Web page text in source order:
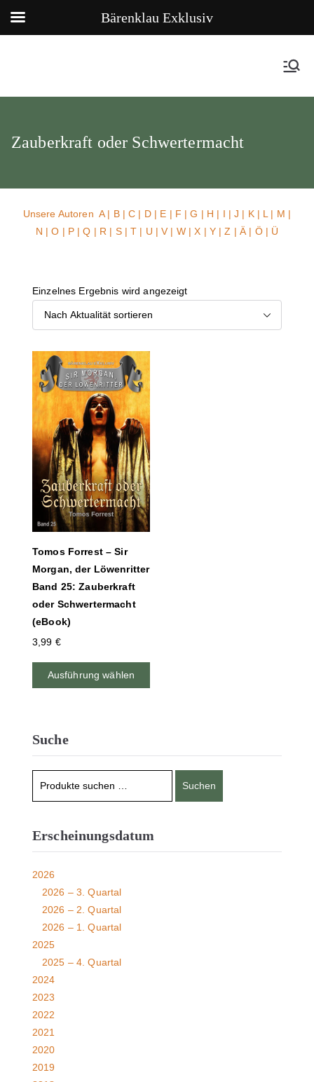
Zauberkraft oder Schwertermacht
Unsere AutorenA| B|C | D| E | F |G | H | I |J | K| L | M |
N |O | P|Q | R | S|T | U | V | W| X | Y | Z | Ä | Ö | Ü
Einzelnes Ergebnis wird angezeigt
Tomos Forrest – Sir
Morgan, der Löwenritter
Band 25: Zauberkraft
oder Schwertermacht
(eBook)
3,99 €
Ausführung wählen
Suche
Suchen
Erscheinungsdatum
2026
2026 – 3. Quartal
2026 – 2. Quartal
2026 – 1. Quartal
2025
2025 – 4. Quartal
2024
2023
2022
2021
2020
2019
Bärenklau Exklusiv